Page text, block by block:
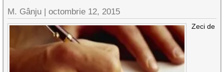
M. Gânju |octombrie 12, 2015
Zeci de